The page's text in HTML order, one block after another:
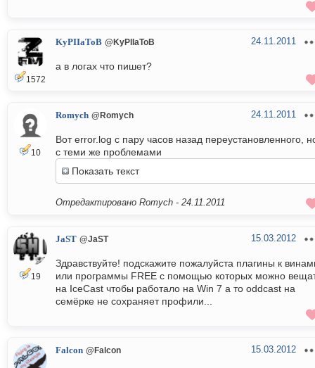
1572
KyPIIaToB @KyPIIaToB 24.11.2011
а в логах что пишет?
10
Romych @Romych 24.11.2011
Вот error.log c пару часов назад переустановленного,
с теми же проблемами
Показать текст
Отредактировано Romych - 24.11.2011
19
JaST @JaST 15.03.2012
Здравствуйте! подскажите пожалуйста плагины к
или программы FREE с помощью которых можно
на IceCast чтобы работало на Win 7 а то oddcast на
семёрке не сохраняет профили...
Falcon @Falcon 15.03.2012